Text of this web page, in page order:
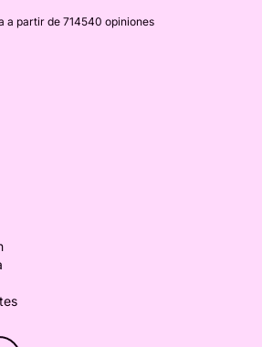
a partir de 714540 opiniones